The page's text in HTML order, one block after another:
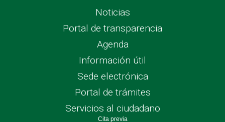
Noticias
Portal de transparencia
Agenda
Información útil
Sede electrónica
Portal de trámites
Servicios al ciudadano
Cita previa